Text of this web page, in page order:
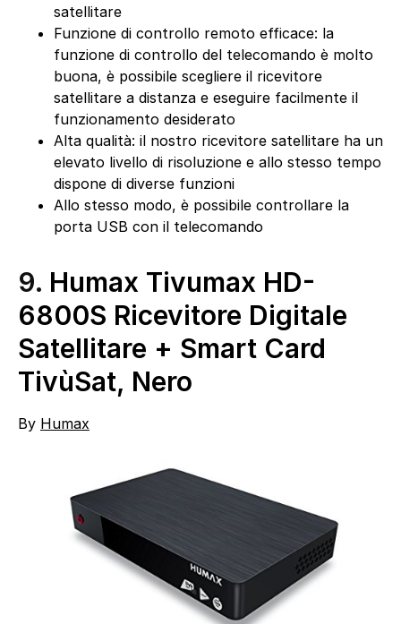
satellitare
Funzione di controllo remoto efficace: la
funzione di controllo del telecomando è molto
buona, è possibile scegliere il ricevitore
satellitare a distanza e eseguire facilmente il
funzionamento desiderato
Alta qualità: il nostro ricevitore satellitare ha un
elevato livello di risoluzione e allo stesso tempo
dispone di diverse funzioni
Allo stesso modo, è possibile controllare la
porta USB con il telecomando
9. Humax Tivumax HD-
6800S Ricevitore Digitale
Satellitare + Smart Card
TivùSat, Nero
By Humax